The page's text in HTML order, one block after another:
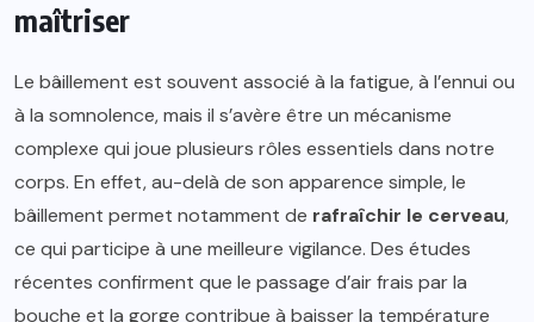
maîtriser
Le bâillement est souvent associé à la fatigue, à l’ennui ou
à la somnolence, mais il s’avère être un mécanisme
complexe qui joue plusieurs rôles essentiels dans notre
corps. En effet, au-delà de son apparence simple, le
bâillement permet notamment de rafraîchir le cerveau,
ce qui participe à une meilleure vigilance. Des études
récentes confirment que le passage d’air frais par la
bouche et la gorge contribue à baisser la température